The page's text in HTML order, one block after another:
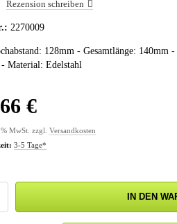
Rezension schreiben
2270009
128mm - Gesamtlänge: 140mm
Material: Edelstahl
€
MwSt. zzgl. Versandkosten
3-5 Tage*
IN DEN